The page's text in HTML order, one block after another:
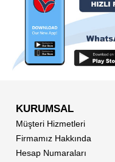
KURUMSAL
Müşteri Hizmetleri
Firmamız Hakkında
Hesap Numaraları